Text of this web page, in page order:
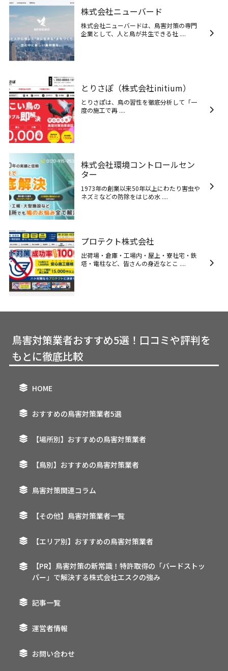
株式会社ニューバード
株式会社ニューバードは、鳥害対策の専門
企業として、人と鳥が共生できる社 ....
とりさぽ（株式会社initium）
とりさぽは、鳥の習性を徹底分析して「一
度の施工で再 ....
株式会社環境コントロールセン
ター
1973年の創業以来50年以上にわたり害虫や
ネズミなどの防除をはじめ水 ....
プロテクト株式会社
出荷場・倉庫・工場内・屋上・寮社宅・鉄
塔・電柱など、皆さんの身近なとこ ....
鳥害対策業者おすすめ5選！口コミや評判を
もとに徹底比較
HOME
おすすめの鳥害対策業者5選
【場所別】おすすめの鳥害対策業者
【鳥別】おすすめの鳥害対策業者
鳥害対策関連コラム
【その他】鳥害対策業者一覧
【エリア別】おすすめの鳥害対策業者
【PR】鳥害対策の新常識！特許取得の「バードストッ
パー」で解決する株式会社エスクの強み
記事一覧
運営者情報
お問い合わせ